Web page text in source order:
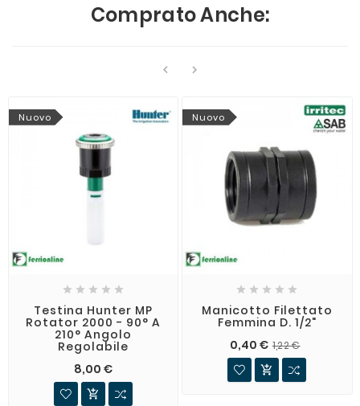
Comprato Anche:
 
Nuovo
    
Testina Hunter MP
Rotator 2000 - 90° A
210° Angolo
Regolabile
8,00 €

Nuovo
    
Manicotto Filettato
Femmina D. 1/2"
0,40 € 1,22 €
